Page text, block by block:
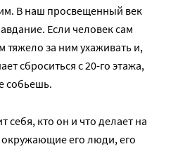
В наш просвещенный век
Если человек сам
тяжело за ним ухаживать и,
сброситься с 20-го этажа,
собьешь.
себя, кто он и что делает на
его люди, его